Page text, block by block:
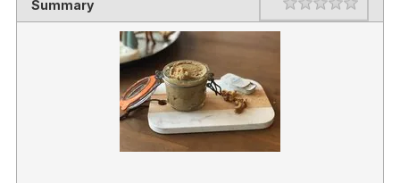
Summary Rating
1 star
2 stars
3 stars
4 stars
5 stars